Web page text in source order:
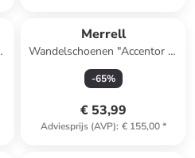
Merrell
Wandelschoenen "Accentor 3"
zwart
-65%
€ 53,99
Adviesprijs (AVP): € 155,00*